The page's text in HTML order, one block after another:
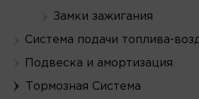
Замки зажигания
Система подачи топлива-
Подвеска и амортизация
Тормозная Система